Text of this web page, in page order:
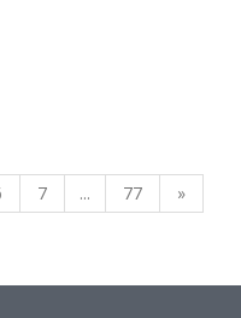
7 ... 77 »